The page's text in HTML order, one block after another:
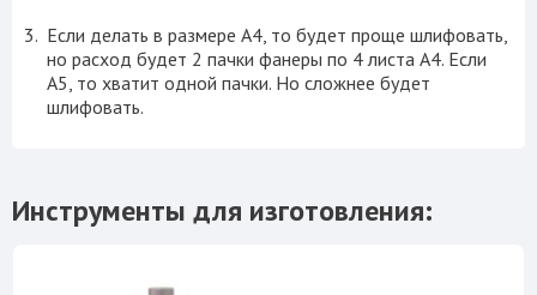
Если делать в размере А4, то будет проще шлифовать,
но расход будет 2 пачки фанеры по 4 листа А4. Если
А5, то хватит одной пачки. Но сложнее будет
шлифовать.
Инструменты для изготовления: